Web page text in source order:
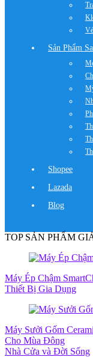
Sản Phẩm
Shopee
Lazada
Blog
TOP SẢN PHẨM
Máy Ép Chậm
Thiết Bị Gia Dụng
Máy Sưởi Gốm
Cho Mùa Đông
Nhà Cửa và Đời Sống